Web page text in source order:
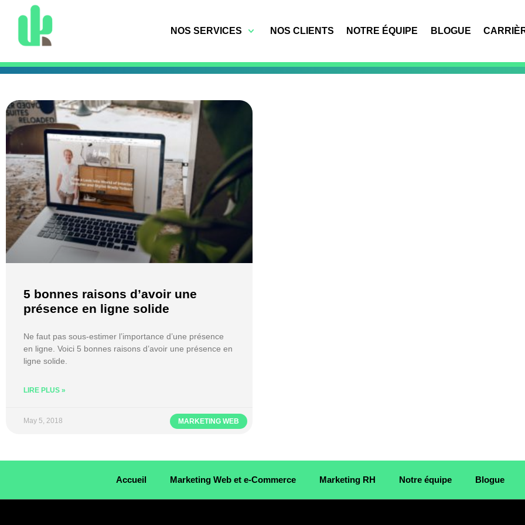
NOS SERVICES NOS CLIENTS NOTRE ÉQUIPE BLOGUE
MARKETING WEB
5 bonnes raisons d’avoir une
présence en ligne solide
Ne faut pas sous-estimer l’importance d’une présence
en ligne. Voici 5 bonnes raisons d’avoir une présence en
ligne solide.
LIRE PLUS »
May 5, 2018
Accueil Marketing Web et e-Commerce Marketing RH Notre équipe Blogue